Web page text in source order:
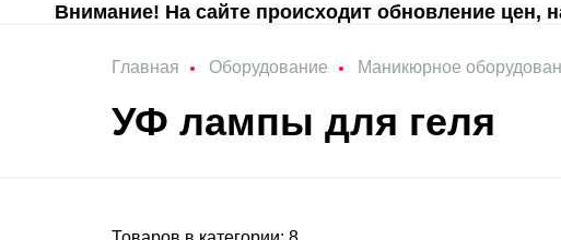
Внимание! На сайте происходит обновление цен,
Главная Оборудование Маникюрное
УФ лампы для геля